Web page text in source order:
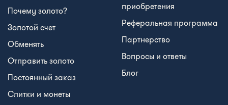
Почему золото?
Золотой счет
Обменять
Отправить золото
Постоянный заказ
Слитки и монеты
приобретения
Реферальная программа
Партнерство
Вопросы и ответы
Блог